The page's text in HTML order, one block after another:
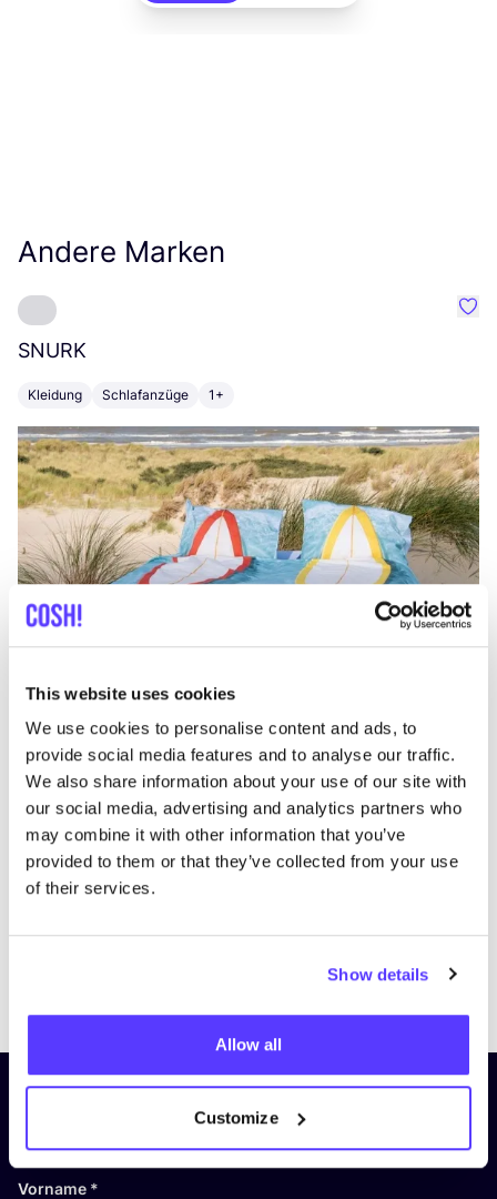
This website uses cookies
We use cookies to personalise content and ads, to
provide social media features and to analyse our traffic.
We also share information about your use of our site with
our social media, advertising and analytics partners who
may combine it with other information that you’ve
provided to them or that they’ve collected from your use
of their services.
Show details
Allow all
Customize
Andere Marken
SNURK
Kleidung Schlafanzüge 1+
PreviousNext
Abonniere unseren Newsletter
und bleibe auf dem Laufenden!
Vorname *